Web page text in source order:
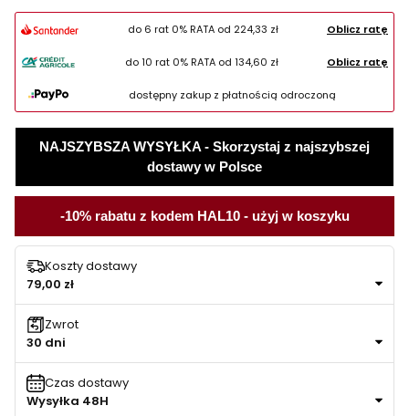
do 6 rat 0% RATA od 224,33 zł Oblicz ratę
do 10 rat 0% RATA od 134,60 zł Oblicz ratę
dostępny zakup z płatnością odroczoną
NAJSZYBSZA WYSYŁKA - Skorzystaj z najszybszej
dostawy w Polsce
-10% rabatu z kodem HAL10 - użyj w koszyku
Koszty dostawy
79,00 zł
Zwrot
30 dni
Czas dostawy
Wysyłka 48H